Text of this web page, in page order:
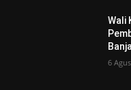
Wali
6